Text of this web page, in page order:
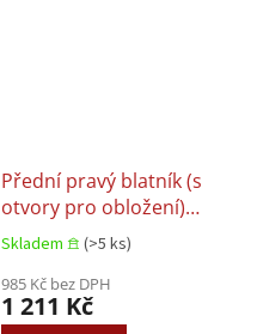
Přední pravý blatník (s
otvory pro obložení)
HYUNDAI SANTA FE III DM
09.2012–08.2018
Skladem 𖠿 (>5 ks)
985 Kč bez DPH
1 211 Kč